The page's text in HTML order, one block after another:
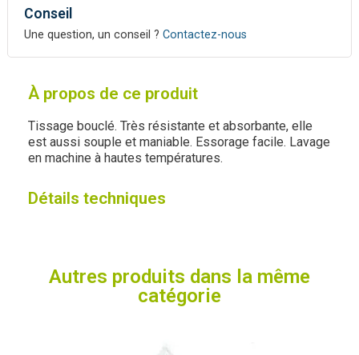
Conseil
Une question, un conseil ? Contactez-nous
À propos de ce produit
Tissage bouclé. Très résistante et absorbante, elle
est aussi souple et maniable. Essorage facile. Lavage
en machine à hautes températures.
Détails techniques
Autres produits dans la même
catégorie